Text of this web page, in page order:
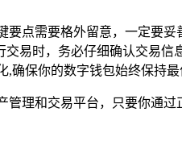
点需要格外留意，一定要
易时，务必仔细确认交易
确保你的数字钱包始终保持最
管理和交易平台，只要你通